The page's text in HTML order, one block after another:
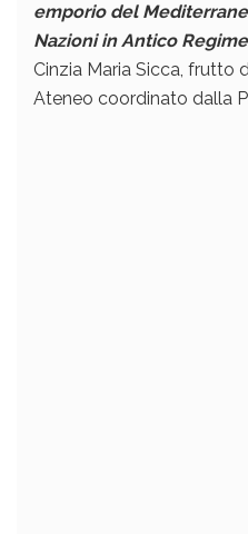
emporio del
Nazioni in Antico Regime
Cinzia Maria Sicca, frutto
Ateneo coordinato dalla